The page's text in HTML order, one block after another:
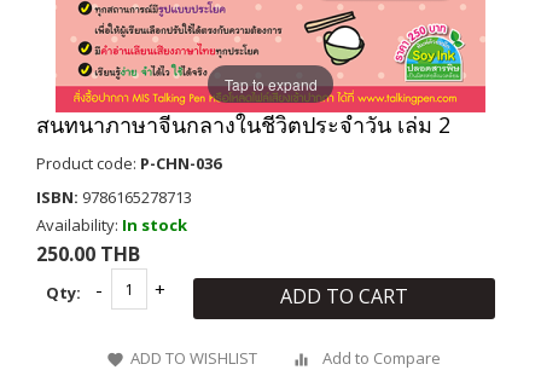
Tap to expand
สนทนาภาษาจีนกลางในชีวิตประจำวัน เล่ม 2
Product code: P-CHN-036
ISBN: 9786165278713
Availability: In stock
250.00 THB
Qty: ADD TO CART
ADD TO WISHLIST Add to Compare